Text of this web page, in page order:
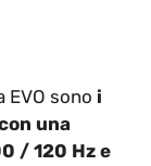
EVO sono i
una
/ 120 Hz e